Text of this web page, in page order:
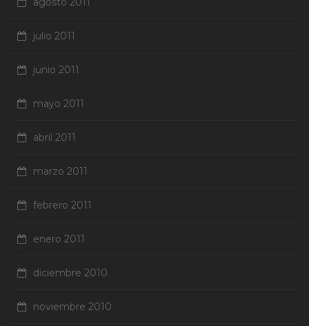
julio 2011
junio 2011
mayo 2011
abril 2011
marzo 2011
febrero 2011
enero 2011
diciembre 2010
noviembre 2010